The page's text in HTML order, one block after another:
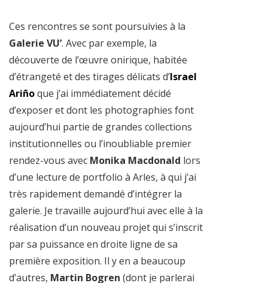
Ces rencontres se sont poursuivies à la
Galerie VU’. Avec par exemple, la
découverte de l’œuvre onirique, habitée
d’étrangeté et des tirages délicats d’Israel
Ariñoque j’ai immédiatement décidé
d’exposer et dont les photographies font
aujourd’hui partie de grandes collections
institutionnelles ou l’inoubliable premier
rendez-vous avec Monika Macdonald lors
d’une lecture de portfolio à Arles, à qui j’ai
très rapidement demandé d’intégrer la
galerie. Je travaille aujourd’hui avec elle à la
réalisation d’un nouveau projet qui s’inscrit
par sa puissance en droite ligne de sa
première exposition. Il y en a beaucoup
d’autres, Martin Bogren (dont je parlerai